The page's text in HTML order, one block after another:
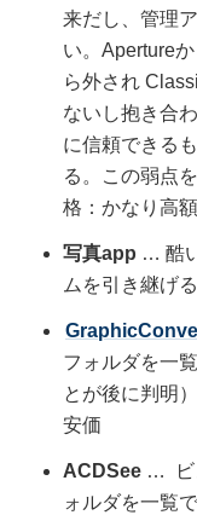
来だし、管理
い。Aperture
ら外され
ないし抱き合
に信頼できる
る。この弱点
格：かなり高額
写真app … 酷
ムを引き継げ
フォルダを一
とが後に判明
安価
ACDSee … ビ
ォルダを一覧